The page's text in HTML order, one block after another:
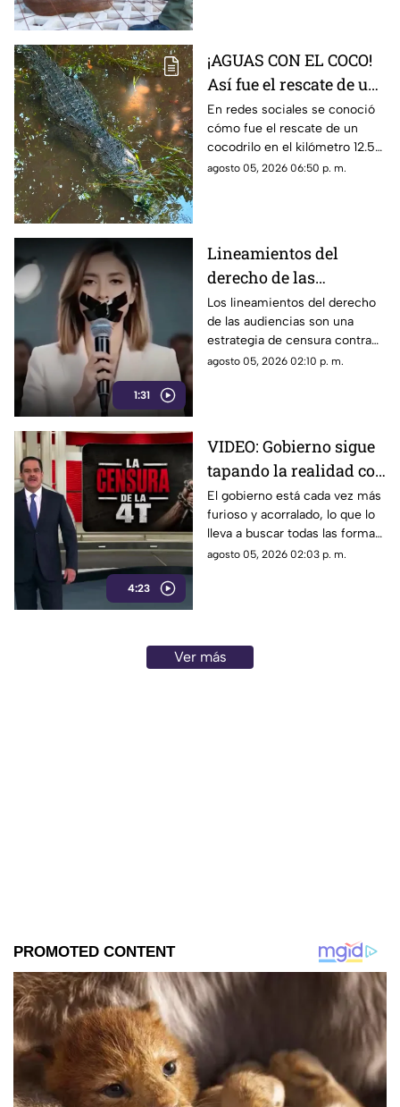
¡AGUAS CON EL COCO!
Así fue el rescate de un
cocodrilo en la Zona
Hotelera de Cancún
En redes sociales se conoció
cómo fue el rescate de un
cocodrilo en el kilómetro 12.5
de la Zona Hotelera de Cancún.
agosto 05, 2026 06:50 p. m.
1:31
Lineamientos del
derecho de las
audiencias: una
estrategia de censura
contra la ciudadanía en
México (VIDEO)
Los lineamientos del derecho
de las audiencias son una
estrategia de censura contra
los ciudadanos. Buscan evitar
quién contestarán.
agosto 05, 2026 02:10 p. m.
4:23
VIDEO: Gobierno sigue
tapando la realidad con
mentiras; busca la
forma de callar a sus
opositores
El gobierno está cada vez más
furioso y acorralado, lo que lo
lleva a buscar todas las formas
posibles de callar a sus
extorsiones o el cobro de piso.
agosto 05, 2026 02:03 p. m.
Ver más